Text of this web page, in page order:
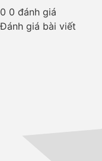
0 0 đánh giá
Đánh giá bài viết